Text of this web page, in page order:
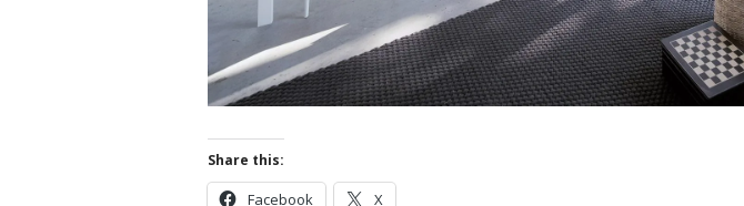
Share this:
Facebook X